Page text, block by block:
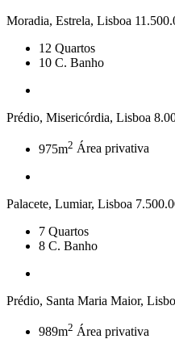
Moradia, Estrela, Lisboa
12 Quartos
10 C. Banho
Prédio, Misericórdia, Lisboa
975m2 Área privativa
Palacete, Lumiar, Lisboa
7 Quartos
8 C. Banho
Prédio, Santa Maria Maior,
989m2 Área privativa